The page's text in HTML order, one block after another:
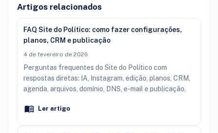
Artigos relacionados
FAQ Site do Político: como fazer configurações,
planos, CRM e publicação
4 de fevereiro de 2026
Perguntas frequentes do Site do Político com
respostas diretas: IA, Instagram, edição, planos, CRM,
agenda, arquivos, domínio, DNS, e-mail e publicação.
Ler artigo